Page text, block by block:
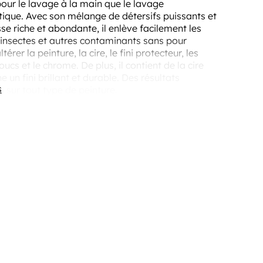
le lavage à la main que le lavage
Avec son mélange de détersifs puissants et
riche et abondante, il enlève facilement les
et autres contaminants sans pour
la peinture, la cire, le fini protecteur, les
et le chrome. De plus, il contient de la cire
sur tout type de peinture.